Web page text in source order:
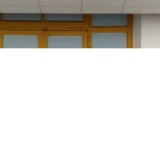
delle nostre vite
Altro anno, altra corsa, anche questa volta gli
esercizi spirituali di Quaresima del MGS IC li